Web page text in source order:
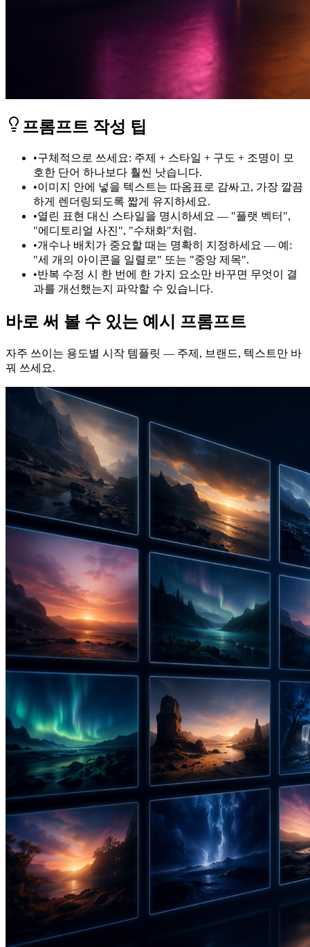
프롬프트 작성 팁
•구체적으로 쓰세요: 주제 + 스타일 + 구도 + 조명이 모
호한 단어 하나보다 훨씬 낫습니다.
•이미지 안에 넣을 텍스트는 따옴표로 감싸고, 가장 깔끔
하게 렌더링되도록 짧게 유지하세요.
•열린 표현 대신 스타일을 명시하세요 — "플랫 벡터",
"에디토리얼 사진", "수채화"처럼.
•개수나 배치가 중요할 때는 명확히 지정하세요 — 예:
"세 개의 아이콘을 일렬로" 또는 "중앙 제목".
•반복 수정 시 한 번에 한 가지 요소만 바꾸면 무엇이 결
과를 개선했는지 파악할 수 있습니다.
바로 써 볼 수 있는 예시 프롬프트
자주 쓰이는 용도별 시작 템플릿 — 주제, 브랜드, 텍스트만 바
꿔 쓰세요.